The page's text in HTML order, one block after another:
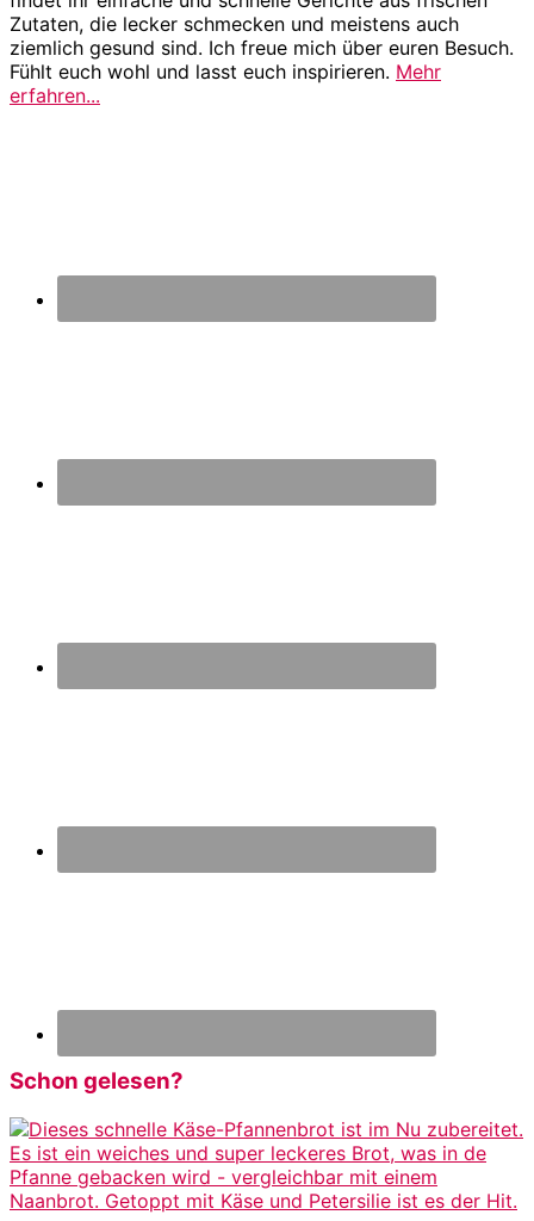
Zutaten, die lecker schmecken und meistens auch
ziemlich gesund sind. Ich freue mich über euren Besuch.
Fühlt euch wohl und lasst euch inspirieren. Mehr
erfahren...
Schon gelesen?